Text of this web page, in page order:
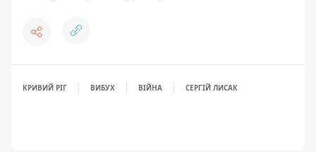
КРИВИЙ РІГ ВИБУХ ВІЙНА СЕРГІЙ ЛИСАК